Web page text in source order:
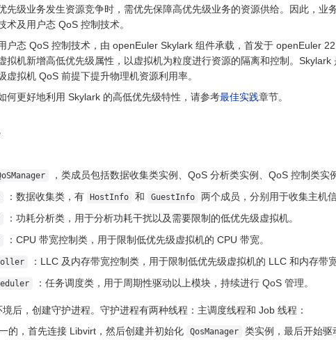
先级业务发生资源竞争时，需优先保障高优先级业务的资源供给。因此，业
术及用户态 QoS 控制技术。
户态 QoS 控制技术，由 openEuler Skylark 组件承载，首发于 openEuler
拟机新增高低优先级属性，以虚拟机为粒度进行资源的隔离和控制。
虚拟机 QoS 前提下提升物理机资源利用率。
何更好地利用 Skylark 的高低优先级特性，请参考最佳实践章节。
，类成员包括数据收集类实例、QoS 分析类实例、QoS 控制类实
：数据收集类，有 HostInfo 和 GuestInfo 两个成员，分别用于收集主机
：功耗分析类，用于分析功耗干扰以及需要限制的低优先级虚拟机。
：CPU 带宽控制类，用于限制低优先级虚拟机的 CPU 带宽。
：LLC 及内存带宽控制类，用于限制低优先级虚拟机的 LLC 和内存带宽
：任务调度类，用于周期性驱动以上模块，持续进行 QoS 管理。
后，创建守护进程。守护进程有两种线程：主调度线程和 Job 线程：
的，首先连接 Libvirt，然后创建并初始化
QosManager 类实例，最后开始驱